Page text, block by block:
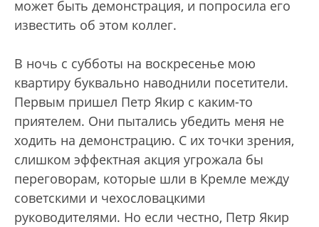
может быть демонстрация, и попросила его
известить об этом коллег.
В ночь с субботы на воскресенье мою
квартиру буквально наводнили посетители.
Первым пришел Петр Якир с каким-то
приятелем. Они пытались убедить меня не
ходить на демонстрацию. С их точки зрения,
слишком эффектная акция угрожала бы
переговорам, которые шли в Кремле между
советскими и чехословацкими
руководителями. Но если честно, Петр Якир